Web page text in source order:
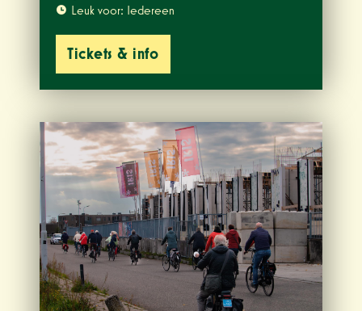
Leuk voor: Iedereen
Tickets & info